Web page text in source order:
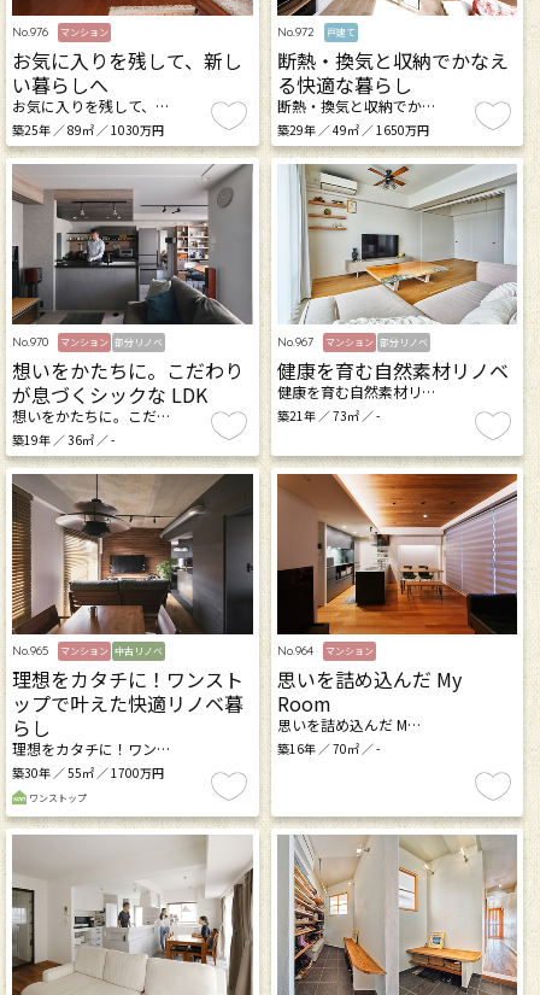
No.976 マンション
お気に入りを残して、新し
い暮らしへ
お気に入りを残して、…
築25年 ／ 89㎡ ／ 1030万円
No.972 戸建て
断熱・換気と収納でかなえ
る快適な暮らし
断熱・換気と収納でか…
築29年 ／ 49㎡ ／ 1650万円
No.970 マンション 部分リノベ
想いをかたちに。こだわり
が息づくシックな LDK
想いをかたちに。こだ…
築19年 ／ 36㎡ ／ -
No.967 マンション 部分リノベ
健康を育む自然素材リノベ
健康を育む自然素材リ…
築21年 ／ 73㎡ ／ -
No.965 マンション 中古リノベ
理想をカタチに！ワンスト
ップで叶えた快適リノベ暮
らし
理想をカタチに！ワン…
築30年 ／ 55㎡ ／ 1700万円
ワンストップ
No.964 マンション
思いを詰め込んだ My
Room
思いを詰め込んだ M…
築16年 ／ 70㎡ ／ -